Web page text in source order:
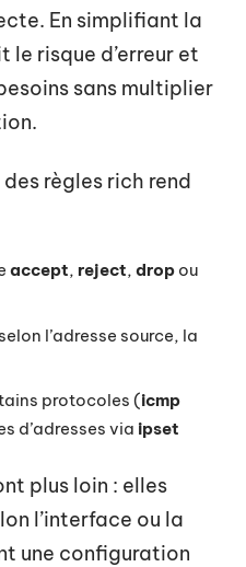
En simplifiant la
le risque d’erreur et
sans multiplier
règles rich rend
accept, reject, drop ou
l’adresse source, la
protocoles (icmp
d’adresses via ipset
plus loin : elles
l’interface ou la
une configuration